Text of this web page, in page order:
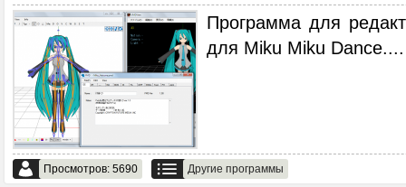
Программа для
для Miku Miku Dance....
Просмотров: 5690 Другие программы